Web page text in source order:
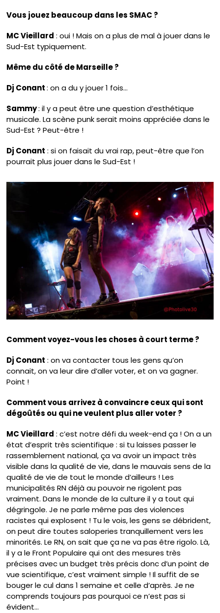
Vous jouez beaucoup dans les SMAC ?
MC Vieillard : oui ! Mais on a plus de mal à jouer dans le
Sud-Est typiquement.
Même du côté de Marseille ?
Dj Conant: on a du y jouer 1 fois…
Sammy: il y a peut être une question d’esthétique
musicale. La scène punk serait moins appréciée dans le
Sud-Est ? Peut-être !
Dj Conant : si on faisait du vrai rap, peut-être que l’on
pourrait plus jouer dans le Sud-Est !
Comment voyez-vous les choses à court terme ?
Dj Conant : on va contacter tous les gens qu’on
connait, on va leur dire d’aller voter, et on va gagner.
Point !
Comment vous arrivez à convaincre ceux qui sont
dégoûtés ou qui ne veulent plus aller voter ?
MC Vieillard : c’est notre défi du week-end ça ! On a un
état d’esprit très scientifique : si tu laisses passer le
rassemblement national, ça va avoir un impact très
visible dans la qualité de vie, dans le mauvais sens de la
qualité de vie de tout le monde d’ailleurs ! Les
municipalités RN déjà au pouvoir ne rigolent pas
vraiment. Dans le monde de la culture il y a tout qui
dégringole. Je ne parle même pas des violences
racistes qui explosent ! Tu le vois, les gens se débrident,
on peut dire toutes saloperies tranquillement vers les
minorités. Le RN, on sait que ça ne va pas être rigolo. Là,
il y a le Front Populaire qui ont des mesures très
précises avec un budget très précis donc d’un point de
vue scientifique, c’est vraiment simple ! Il suffit de se
bouger le cul dans 1 semaine et celle d’après. Je ne
comprends toujours pas pourquoi ce n’est pas si
évident…